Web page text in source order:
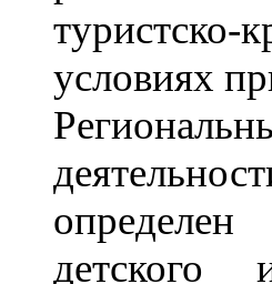
условиях